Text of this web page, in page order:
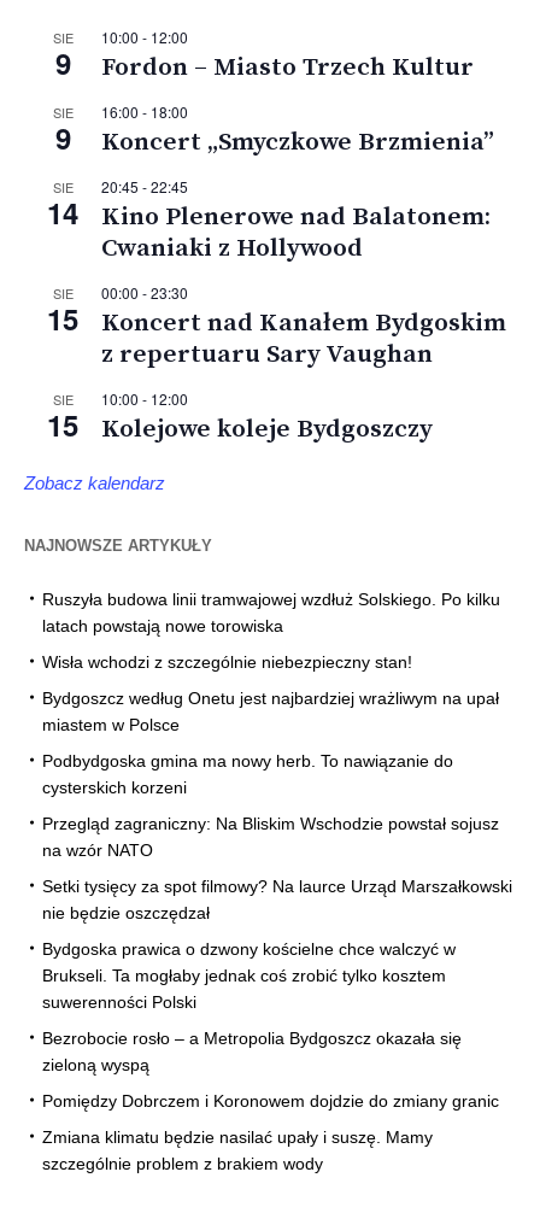
SIE
9
10:00 - 12:00
Fordon – Miasto Trzech Kultur
SIE
9
16:00 - 18:00
Koncert „Smyczkowe Brzmienia”
SIE
14
20:45 -22:45
Kino Plenerowe nad Balatonem:
Cwaniaki z Hollywood
SIE
15
00:00 -23:30
Koncert nad Kanałem Bydgoskim
z repertuaru Sary Vaughan
SIE
15
10:00 - 12:00
Kolejowe koleje Bydgoszczy
Zobacz kalendarz
NAJNOWSZE ARTYKUŁY
Ruszyła budowa linii tramwajowej wzdłuż Solskiego. Po kilku
latach powstają nowe torowiska
Wisła wchodzi z szczególnie niebezpieczny stan!
Bydgoszcz według Onetu jest najbardziej wrażliwym na upał
miastem w Polsce
Podbydgoska gmina ma nowy herb. To nawiązanie do
cysterskich korzeni
Przegląd zagraniczny: Na Bliskim Wschodzie powstał sojusz
na wzór NATO
Setki tysięcy za spot filmowy? Na laurce Urząd Marszałkowski
nie będzie oszczędzał
Bydgoska prawica o dzwony kościelne chce walczyć w
Brukseli. Ta mogłaby jednak coś zrobić tylko kosztem
suwerenności Polski
Bezrobocie rosło – a Metropolia Bydgoszcz okazała się
zieloną wyspą
Pomiędzy Dobrczem i Koronowem dojdzie do zmiany granic
Zmiana klimatu będzie nasilać upały i suszę. Mamy
szczególnie problem z brakiem wody